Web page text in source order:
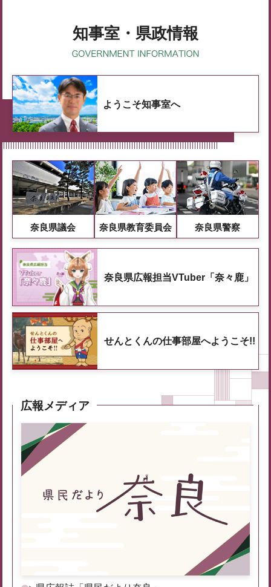
知事室・県政情報
ようこそ知事室へ
奈良県議会 奈良県教育委員会 奈良県警察
奈良県広報担当VTuber「奈々鹿」
せんとくんの仕事部屋へようこそ!!
広報メディア